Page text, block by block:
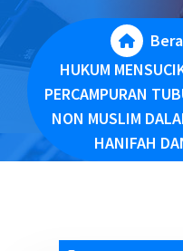
HUKUM
PERCAMPURAN
NON MUSLIM
HANIFAH